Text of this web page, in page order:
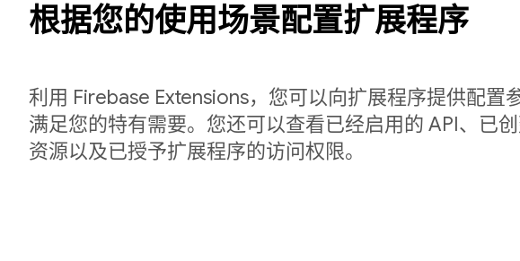
根据您的使用场景配置扩展程序
利用 Firebase Extensions，您可以向扩展程序提供配置参
满足您的特有需要。您还可以查看已经启用的 API、已
资源以及已授予扩展程序的访问权限。